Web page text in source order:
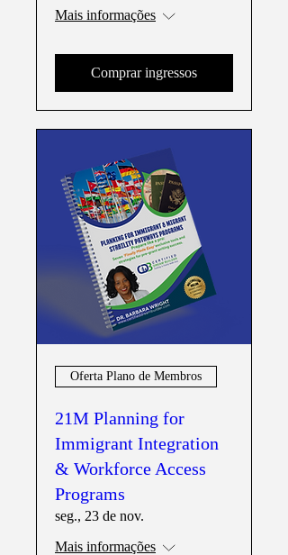
Mais informações
Comprar ingressos
Oferta Plano de Membros
21M Planning for
Immigrant Integration
& Workforce Access
Programs
seg., 23 de nov.
Mais informações